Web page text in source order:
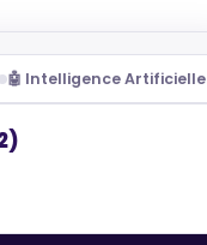
🤖 Intelligence Artificielle